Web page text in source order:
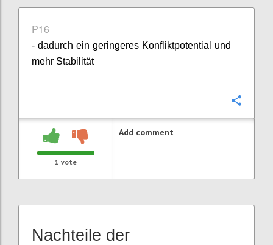
P16
- dadurch ein geringeres Konfliktpotential und
mehr Stabilität
1 vote
Add comment
Nachteile der